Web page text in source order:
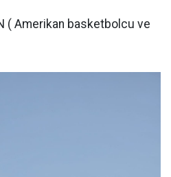
( Amerikan basketbolcu ve